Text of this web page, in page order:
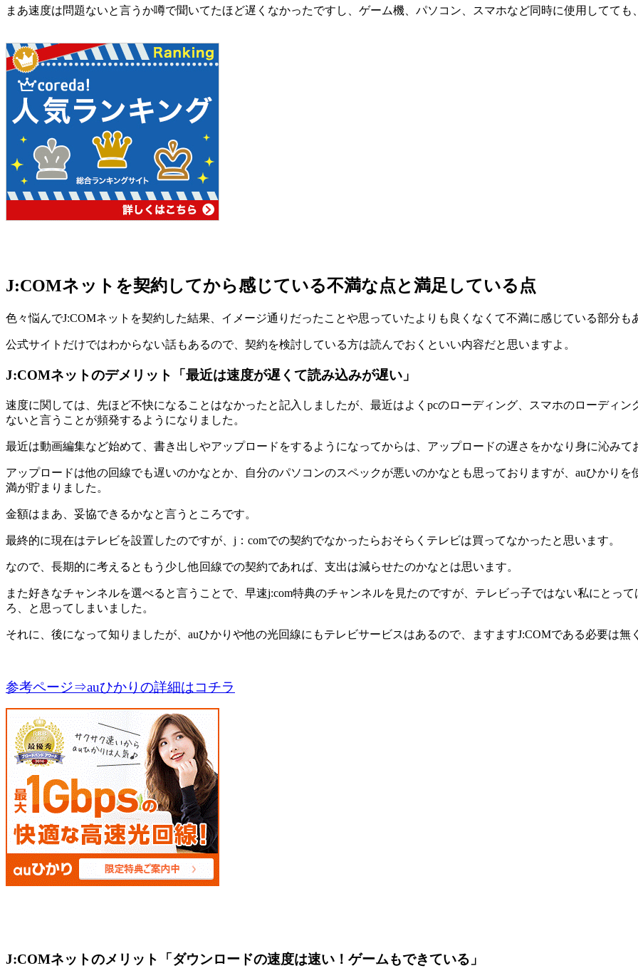
まあ速度は問題ないと言うか噂で聞いてたほど遅くなかったですし、ゲーム機、パソコン、スマホなど同時に使用してても
J:COMネットを契約してから感じている不満な点と満足している点
色々悩んでJ:COMネットを契約した結果、イメージ通りだったことや思っていたよりも良くなくて不満に感じている部分も
公式サイトだけではわからない話もあるので、契約を検討している方は読んでおくといい内容だと思いますよ。
J:COMネットのデメリット「最近は速度が遅くて読み込みが遅い」
速度に関しては、先ほど不快になることはなかったと記入しましたが、最近はよくpcのローディング、スマホのローディ
ないと言うことが頻発するようになりました。
最近は動画編集など始めて、書き出しやアップロードをするようになってからは、アップロードの遅さをかなり身に沁みて
アップロードは他の回線でも遅いのかなとか、自分のパソコンのスペックが悪いのかなとも思っておりますが、auひかり
満が貯まりました。
金額はまあ、妥協できるかなと言うところです。
最終的に現在はテレビを設置したのですが、j：comでの契約でなかったらおそらくテレビは買ってなかったと思います。
なので、長期的に考えるともう少し他回線での契約であれば、支出は減らせたのかなとは思います。
また好きなチャンネルを選べると言うことで、早速j:com特典のチャンネルを見たのですが、テレビっ子ではない私にとっ
ろ、と思ってしまいました。
それに、後になって知りましたが、auひかりや他の光回線にもテレビサービスはあるので、ますますJ:COMである必要は無
参考ページ⇒auひかりの詳細はコチラ
J:COMネットのメリット「ダウンロードの速度は速い！ゲームもできている」